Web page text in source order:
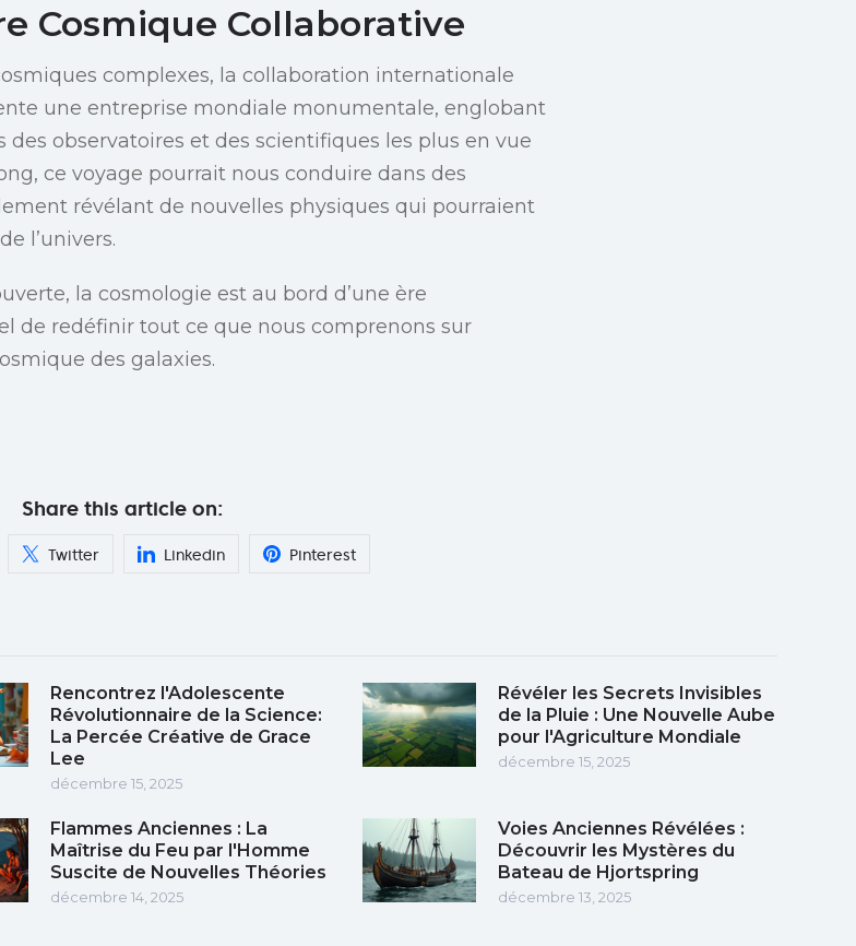
Cosmique Collaborative
complexes, la collaboration internationale
une entreprise mondiale monumentale, englobant
des observatoires et des scientifiques les plus en vue
ce voyage pourrait nous conduire dans des
révélant de nouvelles physiques qui pourraient
l’univers.
la cosmologie est au bord d’une ère
de redéfinir tout ce que nous comprenons sur
des galaxies.
Share this article on:
Twitter Linkedin Pinterest
Rencontrez l'Adolescente
Révolutionnaire de la Science:
La Percée Créative de Grace
Lee
décembre 15, 2025
Révéler les Secrets Invisibles
de la Pluie : Une Nouvelle Aube
pour l'Agriculture Mondiale
décembre 15, 2025
Flammes Anciennes : La
Maîtrise du Feu par l'Homme
Suscite de Nouvelles Théories
décembre 14, 2025
Voies Anciennes Révélées :
Découvrir les Mystères du
Bateau de Hjortspring
décembre 13, 2025